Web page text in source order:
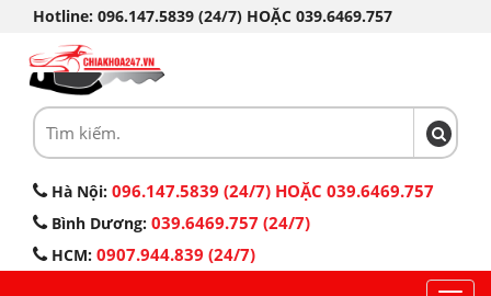
Hotline: 096.147.5839 (24/7) HOẶC 039.6469.757
Hà Nội: 096.147.5839 (24/7) HOẶC 039.6469.757
Bình Dương: 039.6469.757 (24/7)
HCM: 0907.944.839 (24/7)